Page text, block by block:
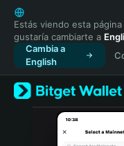
English
日本語
Tiếng Việt
Русский
Español
Türkçe
Italiano
Estás viendo esta página
gustaría cambiarte a
Cambia a
English